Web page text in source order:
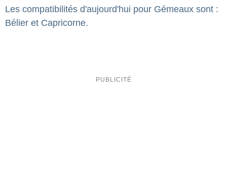
Les compatibilités d'aujourd'hui pour Gémeaux sont :
Bélier et Capricorne.